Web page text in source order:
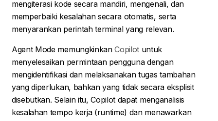
mengiterasi kode secara mandiri, mengenali, dan
memperbaiki kesalahan secara otomatis, serta
menyarankan perintah terminal yang relevan.
Agent Mode memungkinkanCopilot untuk
menyelesaikan permintaan pengguna dengan
mengidentifikasi dan melaksanakan tugas tambahan
yang diperlukan, bahkan yang tidak secara eksplisit
disebutkan. Selain itu, Copilot dapat menganalisis
kesalahan tempo kerja (runtime) dan menawarkan